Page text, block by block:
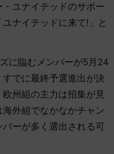
ユナイテッドのサポー
ナイテッドに来て!」と
に臨むメンバーが5月24
でに最終予選進出が決
州組の主力は招集が見
外組でなかなかチャン
ーが多く選出される可